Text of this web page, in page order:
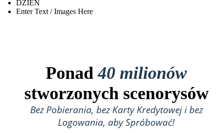
DZIEŃ
Enter Text / Images Here
Ponad40 milionów
stworzonych scenorysów
Bez Pobierania, bez Karty Kredytowej i bez
Logowania, aby Spróbować!